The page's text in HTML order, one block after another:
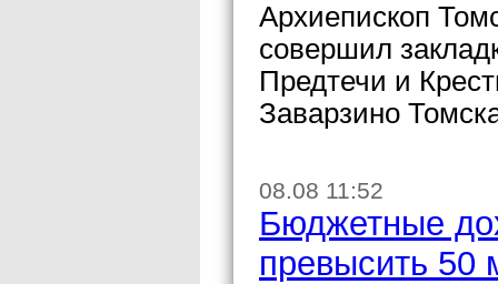
Архиепископ
совершил
Предтечи и
Заварзино
08.08 11:52
Бюджетные
превысить 50